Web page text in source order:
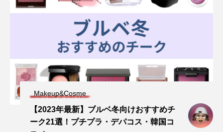
Makeup&Cosme
【2023年最新】ブルベ冬向けおすすめチ
ーク21選！プチプラ・デパコス・韓国コ